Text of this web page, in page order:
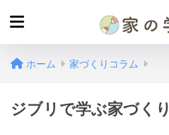
ホーム 家づくりコラム
ジブリで学ぶ家づくり